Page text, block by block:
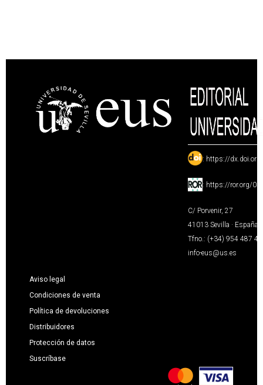
: https://
: https://ror.org/
C/ Porvenir, 27
41013 Sevilla · España
Tfno.: (+34) 954 487
info-eus@us.es
Aviso legal
Condiciones de venta
Política de devoluciones
Distribuidores
Protección de datos
Suscríbase